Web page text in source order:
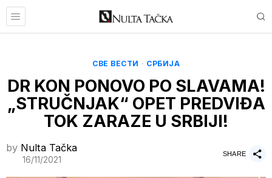
СВЕ ВЕСТИ · СРБИЈА
DR KON PONOVO PO SLAVAMA!
„STRUČNJAK“ OPET PREDVIĐA
TOK ZARAZE U SRBIJI!
by Nulta Tačka
16/11/2021
SHARE